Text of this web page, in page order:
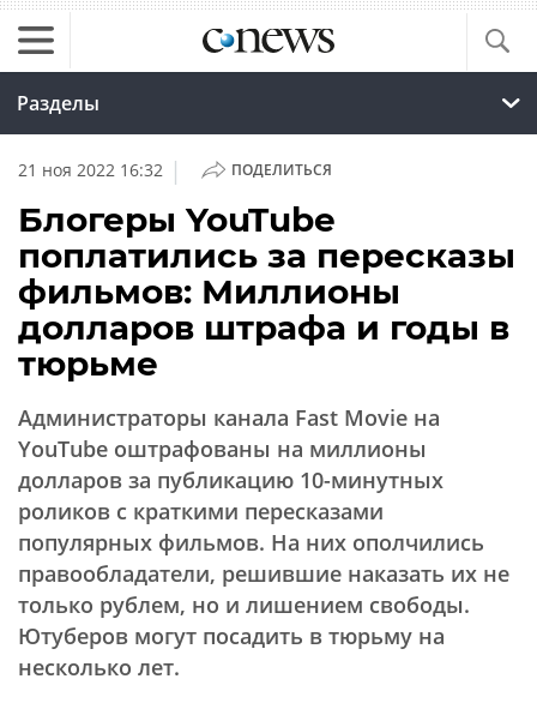
Разделы
21 ноя 2022 16:32 | ПОДЕЛИТЬСЯ
Блогеры YouTube
поплатились за пересказы
фильмов: Миллионы
долларов штрафа и годы в
тюрьме
Администраторы канала Fast Movie на
YouTube оштрафованы на миллионы
долларов за публикацию 10-минутных
роликов с краткими пересказами
популярных фильмов. На них ополчились
правообладатели, решившие наказать их не
только рублем, но и лишением свободы.
Ютуберов могут посадить в тюрьму на
несколько лет.